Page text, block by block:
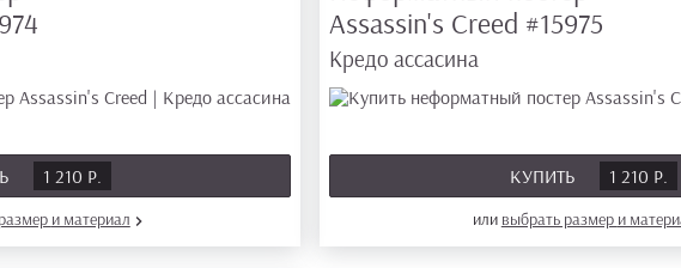
1 210 Р.
и материал
Assassin's Creed #15975
Кредо ассасина
КУПИТЬ 1 210 Р.
или выбрать размер и